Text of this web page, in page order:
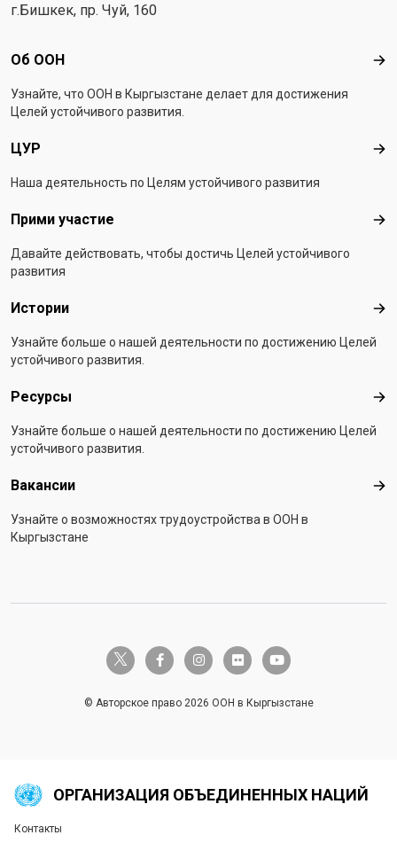
г.Бишкек, пр. Чуй, 160
Footer menu
Об ООН Об
Узнайте, что ООН в Кыргызстанe делает для достижения
Целей устойчивого развития.
ЦУР
Наша деятельность по Целям устойчивого развития
Прими участие
Давайте действовать, чтобы достичь Целей устойчивого
развития
Истории
Узнайте больше о нашей деятельности по достижению Целей
устойчивого развития.
Ресурсы
Узнайте больше о нашей деятельности по достижению Целей
устойчивого развития.
Вакансии
Узнайте о возможностях трудоустройства в ООН в
Кыргызстане
twitter-x facebook-finstagramflickr youtube
© Авторское право 2026 ООН в Кыргызстане
ОРГАНИЗАЦИЯ ОБЪЕДИНЕННЫХ НАЦИЙ
Global U.N. menu
Контакты